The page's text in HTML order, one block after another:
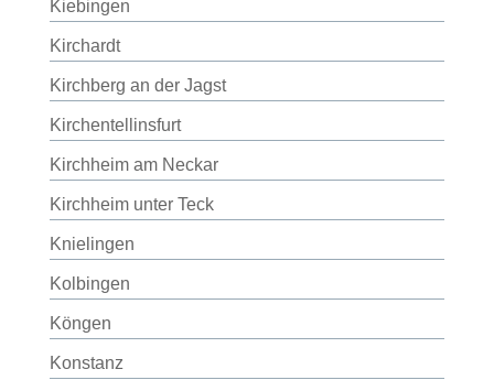
Kiebingen
Kirchardt
Kirchberg an der Jagst
Kirchentellinsfurt
Kirchheim am Neckar
Kirchheim unter Teck
Knielingen
Kolbingen
Köngen
Konstanz